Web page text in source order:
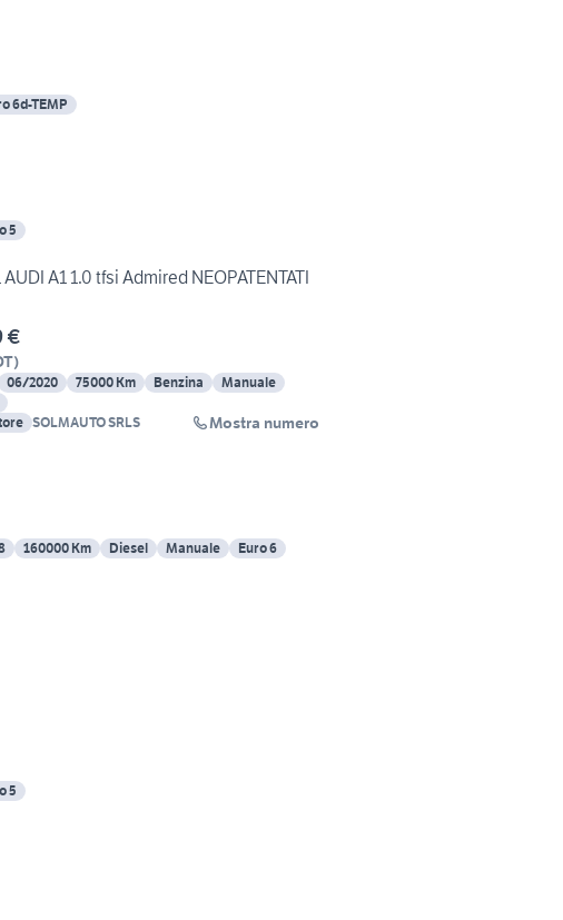
6d-TEMP
5
A1 1.0 tfsi Admired NEOPATENTATI
€
)
06/2020 75000 Km Benzina
Manuale
SOLMAUTO SRLS Mostra numero
160000 Km Diesel Manuale Euro 6
5